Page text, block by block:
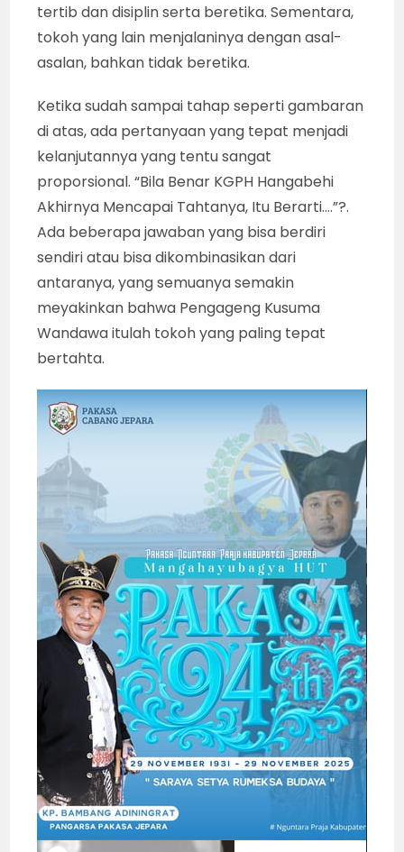
tertib dan disiplin serta beretika. Sementara,
tokoh yang lain menjalaninya dengan asal-
asalan, bahkan tidak beretika.
Ketika sudah sampai tahap seperti gambaran
di atas, ada pertanyaan yang tepat menjadi
kelanjutannya yang tentu sangat
proporsional. “Bila Benar KGPH Hangabehi
Akhirnya Mencapai Tahtanya, Itu Berarti….”?.
Ada beberapa jawaban yang bisa berdiri
sendiri atau bisa dikombinasikan dari
antaranya, yang semuanya semakin
meyakinkan bahwa Pengageng Kusuma
Wandawa itulah tokoh yang paling tepat
bertahta.